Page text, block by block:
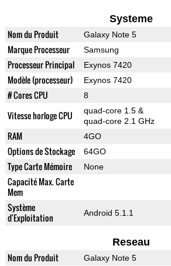
Systeme
Nom du Produit Galaxy Note 5
Marque Processeur Samsung
Processeur Principal Exynos 7420
Modèle (processeur) Exynos 7420
# Cores CPU 8
Vitesse horloge CPU
quad-core 1.5 &
quad-core 2.1 GHz
RAM 4GO
Options de Stockage 64GO
Type Carte Mémoire None
Capacité Max. Carte
Mem
Système
d'Exploitation
Android 5.1.1
Reseau
Nom du Produit Galaxy Note 5